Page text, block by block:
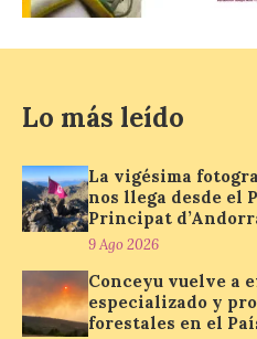
León de…viaje nos
desde el Pic
9 Ago 2026
de…viaje.
organizado
juvenil de la
Lo más leído
La vigésima
nos llega desde el
Principat
9 Ago 2026
Conceyu vuelve a
especializado y
forestales en el